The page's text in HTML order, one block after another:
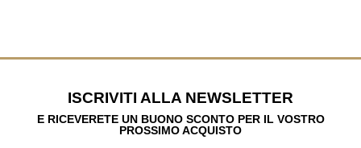
ISCRIVITI ALLA NEWSLETTER
E RICEVERETE UN BUONO SCONTO PER IL VOSTRO
PROSSIMO ACQUISTO